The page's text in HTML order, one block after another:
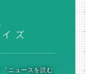
「ニュースを読む